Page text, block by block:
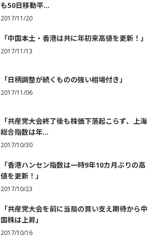
も50日移動平...
2017/11/20
「中国本土・香港は共に年初来高値を更新！」
2017/11/13
「日柄調整が続くものの強い相場付き」
2017/11/06
「共産党大会終了後も株価下落起こらず、上海
総合指数は年...
2017/10/30
「香港ハンセン指数は一時9年10カ月ぶりの高
値を更新！」
2017/10/23
「共産党大会を前に当局の買い支え期待から中
国株は上昇」
2017/10/16